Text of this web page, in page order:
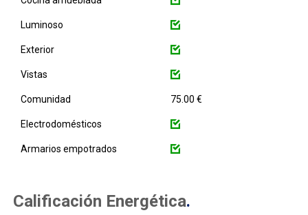
Luminoso
Exterior
Vistas
Comunidad 75.00 €
Electrodomésticos
Armarios empotrados
Calificación Energética.